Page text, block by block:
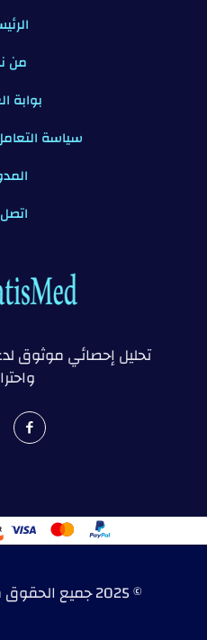
تحليل إحصائي موثوق
من
بوابة
سياسة
© 2025 جميع الحقوق محفوظة StatisMed